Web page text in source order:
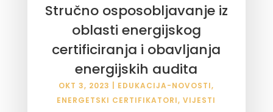
Stručno osposobljavanje iz
oblasti energijskog
certificiranja i obavljanja
energijskih audita
OKT 3, 2023 EDUKACIJA-NOVOSTI,
ENERGETSKI CERTIFIKATORI,VIJESTI